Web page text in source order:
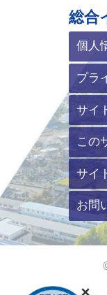
総合
個人
プラ
サイ
この
サイ
お問